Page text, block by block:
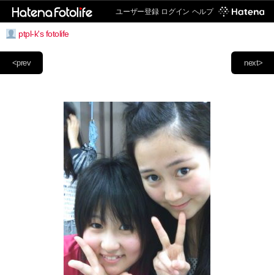
ユーザー登録 ログイン ヘルプ
ptpl-k's fotolife
next>
<prev